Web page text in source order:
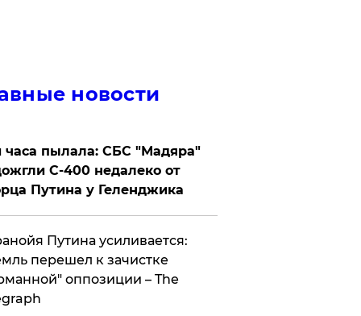
новости
часа пылала: СБС "Мадяра"
С-400 недалеко от
Путина у Геленджика
Путина усиливается:
перешел к зачистке
оппозиции – The